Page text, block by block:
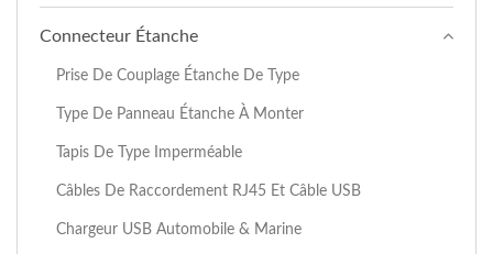
Connecteur Étanche
Prise De Couplage Étanche De Type
Type De Panneau Étanche À Monter
Tapis De Type Imperméable
Câbles De Raccordement RJ45 Et Câble USB
Chargeur USB Automobile & Marine